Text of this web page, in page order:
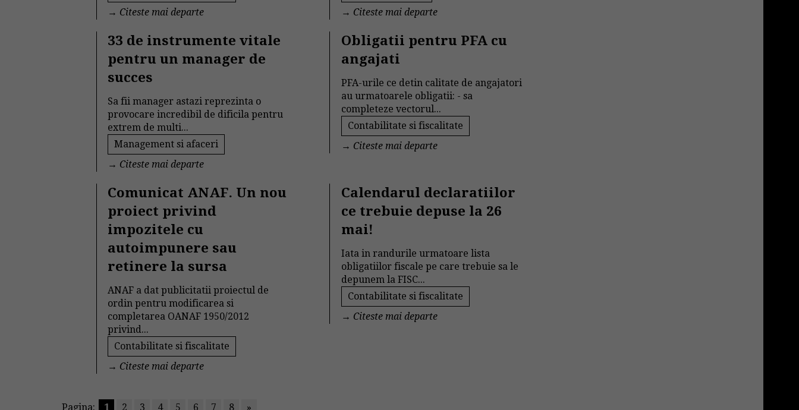
→ Citeste mai departe
→ Citeste mai departe
33 de instrumente vitale
pentru un manager de
succes
Sa fii manager astazi reprezinta o
provocare incredibil de dificila pentru
extrem de multi...
Management si afaceri
→ Citeste mai departe
Obligatii pentru PFA cu
angajati
PFA-urile ce detin calitate de angajatori
au urmatoarele obligatii: - sa
completeze vectorul...
Contabilitate si fiscalitate
→ Citeste mai departe
Comunicat ANAF. Un nou
proiect privind
impozitele cu
autoimpunere sau
retinere la sursa
ANAF a dat publicitatii proiectul de
ordin pentru modificarea si
completarea OANAF 1950/2012
privind...
Contabilitate si fiscalitate
→ Citeste mai departe
Calendarul declaratiilor
ce trebuie depuse la 26
mai!
Iata in randurile urmatoare lista
obligatiilor fiscale pe care trebuie sa le
depunem la FISC...
Contabilitate si fiscalitate
→ Citeste mai departe
Pagina: 1 2 3 4 5 6 7 8 »